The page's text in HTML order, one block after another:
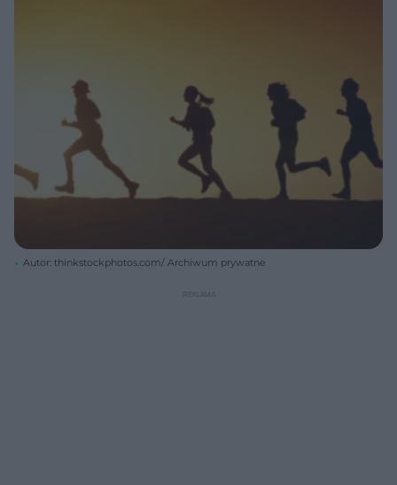
Autor: thinkstockphotos.com/ Archiwum prywatne